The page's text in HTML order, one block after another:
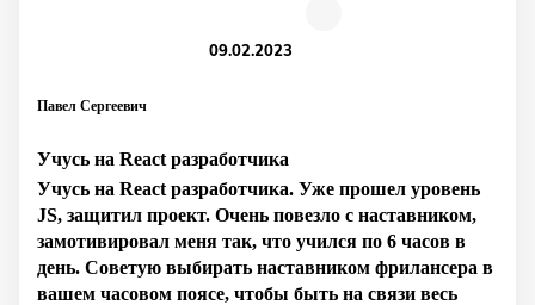
Павел Сергеевич
09.02.2023
Учусь на React разработчика
Учусь на React разработчика. Уже прошел уровень
JS, защитил проект. Очень повезло с наставником,
замотивировал меня так, что учился по 6 часов в
день. Советую выбирать наставником фрилансера в
вашем часовом поясе, чтобы быть на связи весь